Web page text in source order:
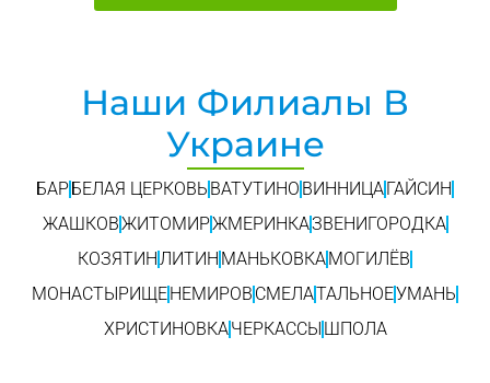
Наши Филиалы В
Украине
БАРБЕЛАЯ ЦЕРКОВЬ ВАТУТИНО ВИННИЦАГАЙСИН
ЖАШКОВЖИТОМИРЖМЕРИНКАЗВЕНИГОРОДКА
КОЗЯТИН ЛИТИН МАНЬКОВКАМОГИЛЁВ
МОНАСТЫРИЩЕНЕМИРОВ СМЕЛАТАЛЬНОЕУМАНЬ
ХРИСТИНОВКАЧЕРКАССЫ ШПОЛА